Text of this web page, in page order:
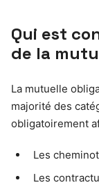
Qui est
de la
La mutuelle
majorité des
obligatoirement
Les
Les